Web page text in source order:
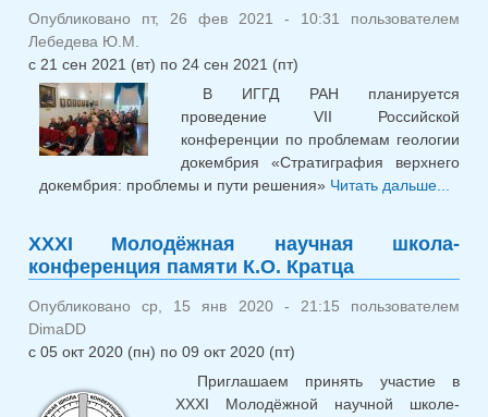
докембрия:
проблемы
решения»
Опубликовано пт, 26 фев 2021 - 10:31 пользователем
Лебедева Ю.М.
с 21 сен 2021 (вт) по 24 сен 2021 (пт)
В ИГГД РАН планируется
проведение VII Российской
конференции по проблемам геологии
докембрия «Стратиграфия верхнего
докембрия: проблемы и пути решения» Читать дальше...
XXXI Молодёжная научная школа-
конференция памяти К.О. Кратца
Опубликовано ср, 15 янв 2020 - 21:15 пользователем
DimaDD
с 05 окт 2020 (пн) по 09 окт 2020 (пт)
Приглашаем принять участие в
XXXI Молодёжной научной школе-